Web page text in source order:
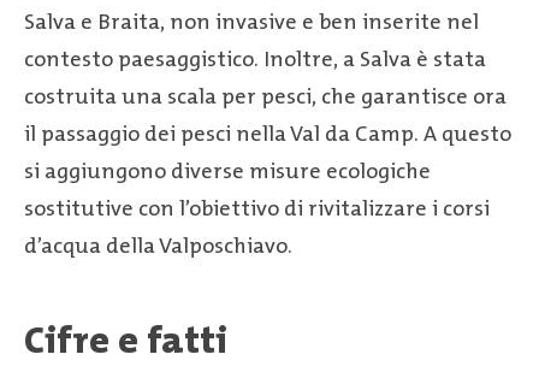
Salva e Braita, non invasive e ben inserite nel
contesto paesaggistico. Inoltre, a Salva è stata
costruita una scala per pesci, che garantisce ora
il passaggio dei pesci nella Val da Camp. A questo
si aggiungono diverse misure ecologiche
sostitutive con l’obiettivo di rivitalizzare i corsi
d’acqua della Valposchiavo.
Cifre e fatti